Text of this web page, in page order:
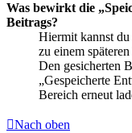
Was bewirkt die
Beitrags?
Hiermit kannst du
zu einem
Den gesicherten
„Gespeicherte
Bereich erneut
Nach oben